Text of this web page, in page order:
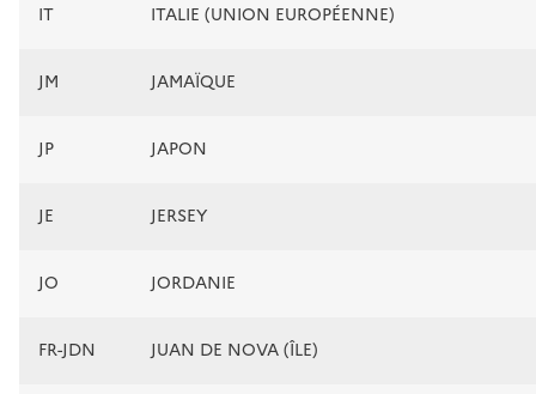
IT ITALIE (UNION EUROPÉENNE)
JM JAMAÏQUE
JP JAPON
JE JERSEY
JO JORDANIE
FR-JDN JUAN DE NOVA (ÎLE)